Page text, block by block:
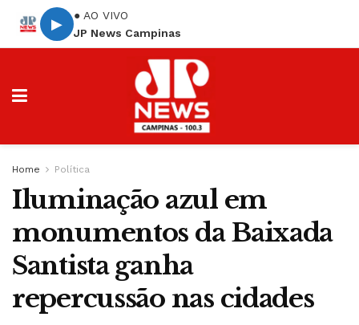
▶
● AO VIVO
JP News Campinas
Home Política
Iluminação azul em
monumentos da Baixada
Santista ganha
repercussão nas cidades